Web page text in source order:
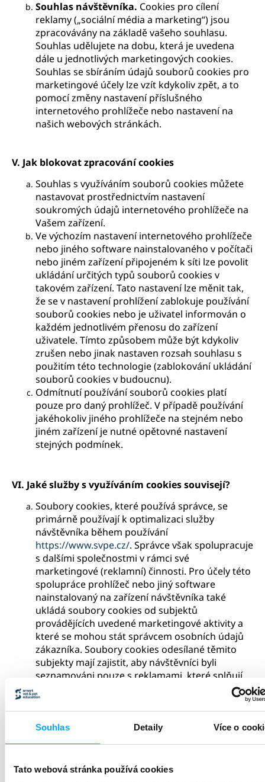
Souhlas Detaily Více o
Tato webová stránka používá cookies
Souhlas návštěvníka. Cookies pro cílení
reklamy („sociální média a marketing“) jsou
zpracovávány na základě vašeho souhlasu.
Souhlas udělujete na dobu, která je uvedena
dále u jednotlivých marketingových cookies.
Souhlas se sbíráním údajů souborů cookies pro
marketingové účely lze vzít kdykoliv zpět, a to
pomocí změny nastavení příslušného
internetového prohlížeče nebo nastavení na
našich webových stránkách.
V. Jak blokovat zpracování cookies
Souhlas s využíváním souborů cookies můžete
nastavovat prostřednictvím nastavení
soukromých údajů internetového prohlížeče na
Vašem zařízení.
Ve výchozím nastavení internetového prohlížeče
nebo jiného software nainstalovaného v počítači
nebo jiném zařízení připojeném k síti lze povolit
ukládání určitých typů souborů cookies v
takovém zařízení. Tato nastavení lze měnit tak,
že se v nastavení prohlížení zablokuje používání
souborů cookies nebo je uživatel informován o
každém jednotlivém přenosu do zařízení
uživatele. Tímto způsobem může být kdykoliv
zrušen nebo jinak nastaven rozsah souhlasu s
použitím této technologie (zablokování ukládání
souborů cookies v budoucnu).
Odmítnutí používání souborů cookies platí
pouze pro daný prohlížeč. V případě používání
jakéhokoliv jiného prohlížeče na stejném nebo
jiném zařízení je nutné opětovné nastavení
stejných podmínek.
VI. Jaké služby s využíváním cookies souvisejí?
Soubory cookies, které používá správce, se
primárně používají k optimalizaci služby
návštěvníka během používání
https://www.svpe.cz/. Správce však spolupracuje
s dalšími společnostmi v rámci své
marketingové (reklamní) činnosti. Pro účely této
spolupráce prohlížeč nebo jiný software
nainstalovaný na zařízení návštěvníka také
ukládá soubory cookies od subjektů
provádějících uvedené marketingové aktivity a
které se mohou stát správcem osobních údajů
zákazníka. Soubory cookies odesílané těmito
subjekty mají zajistit, aby návštěvníci byli
seznamováni pouze s reklamami, které splňují
jejich individuální zájmy a potřeby. Podle názoru
správce je pro návštěvníky atraktivnější
zobrazování přizpůsobené reklamy než reklama,
která nesouvisí s jejich potřebami. Bez těchto
souborů by to nebylo možné, protože
návštěvníkům reklamní obsah.